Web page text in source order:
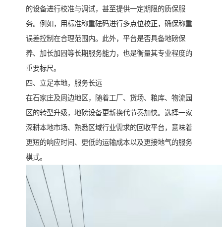
的设备进行校准与调试，甚至提供一定期限的质保服
务。例如，用标准称重砝码进行多点位校正，确保称重
误差控制在合理范围内。此外，平台是否具备地磅保
养、加长加固等长期服务能力，也是衡量其专业程度的
重要标尺。
四、立足本地，服务长远
在石家庄及周边地区，随着工厂、货场、粮库、物流园
区的转型升级，地磅设备更新换代节奏加快。选择一家
深耕本地市场、熟悉区域行业需求的回收平台，意味着
更短的响应时间、更低的运输成本以及更接地气的服务
模式。